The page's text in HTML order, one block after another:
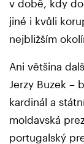
v době, kdy
jiné i kvůli
nejbližším
Ani většina
Jerzy Buzek –
kardinál a
moldavská
portugalský